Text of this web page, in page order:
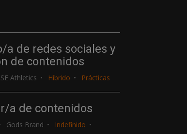
a de redes sociales y
de contenidos
Athletics Híbrido Prácticas
a de contenidos
Gods Brand
Indefinido